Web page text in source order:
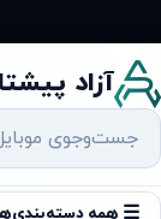
به
محتوا آزاد
همه